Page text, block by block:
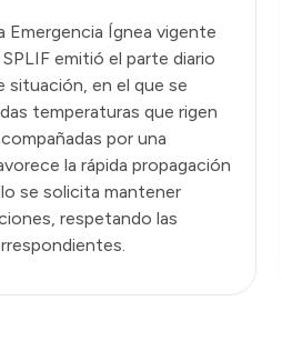
Emergencia Ígnea vigente
emitió el parte diario
situación, en el que se
temperaturas que rigen
por una
la rápida propagación
se solicita mantener
respetando las